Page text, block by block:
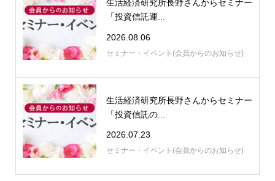
生活経済研究所長野さんからセミナー
「投資信託運...
2026.08.06
セミナー・イベント(会員からのお知らせ)
生活経済研究所長野さんからセミナー
「投資信託の...
2026.07.23
セミナー・イベント(会員からのお知らせ)